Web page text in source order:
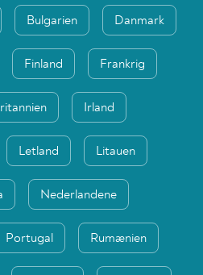
Bulgarien Danmark
Finland Frankrig
Irland
Letland Litauen
Nederlandene
Portugal Rumænien